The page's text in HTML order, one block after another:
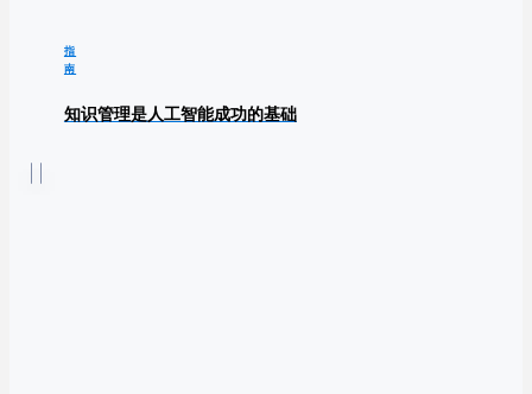
指
南
知识管理是人工智能成功的基础